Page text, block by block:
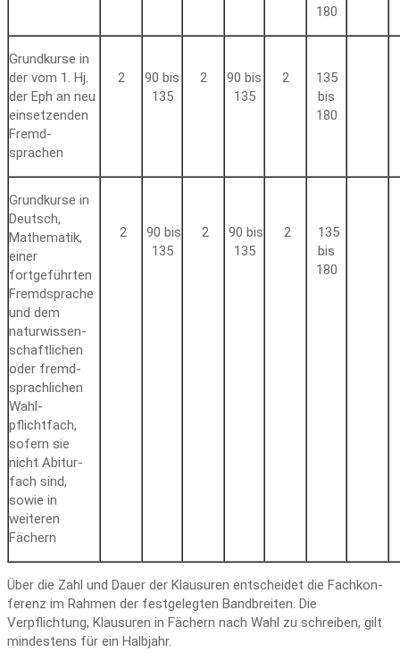
180
Grundkurse in
der vom 1. Hj.
der Eph an neu
ein­setzenden
Fremd­
sprachen
2
90 bis
135
2
90 bis
135
2
135
bis
180
Grundkurse in
Deutsch,
Mathematik,
einer
fortgeführten
Fremd­sprache
und dem
natur­wissen­
schaftlichen
oder fremd­
sprachlichen
Wahl­
pflichtfach,
sofern sie
nicht Abitur­
fach sind,
sowie in
weiteren
Fächern
2
90 bis
135
2
90 bis
135
2
135
bis
180
Über die Zahl und Dauer der Klausuren entscheidet die Fachkon­
ferenz im Rahmen der festgelegten Bandbreiten. Die
Verpflichtung, Klausuren in Fächern nach Wahl zu schreiben, gilt
mindestens für ein Halbjahr.